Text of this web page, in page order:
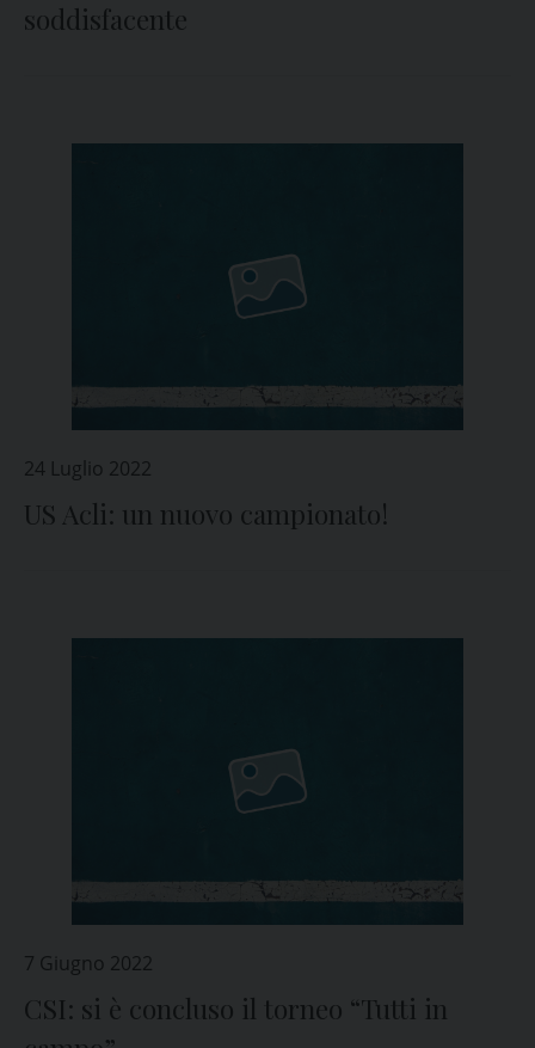
soddisfacente
24 Luglio 2022
US Acli: un nuovo campionato!
7 Giugno 2022
CSI: si è concluso il torneo “Tutti in